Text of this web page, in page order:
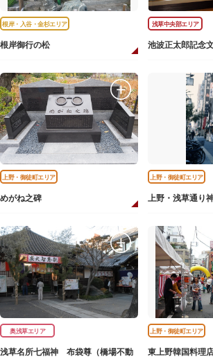
根岸・入谷・金杉エリア
根岸御行の松
浅草中央部エリア
池波正太郎記念
上野・御徒町エリア
めがね之碑
上野・御徒町エリア
上野・浅草通り
奥浅草エリア
浅草名所七福神 布袋尊（橋場不動
上野・御徒町エリア
東上野韓国料理